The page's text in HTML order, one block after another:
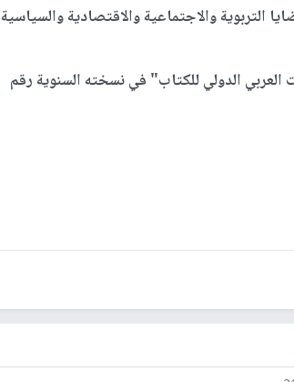
التربوية والاجتماعية والاقتصادية والسياسية
الدولي للكتاب" في نسخته السنوية رقم